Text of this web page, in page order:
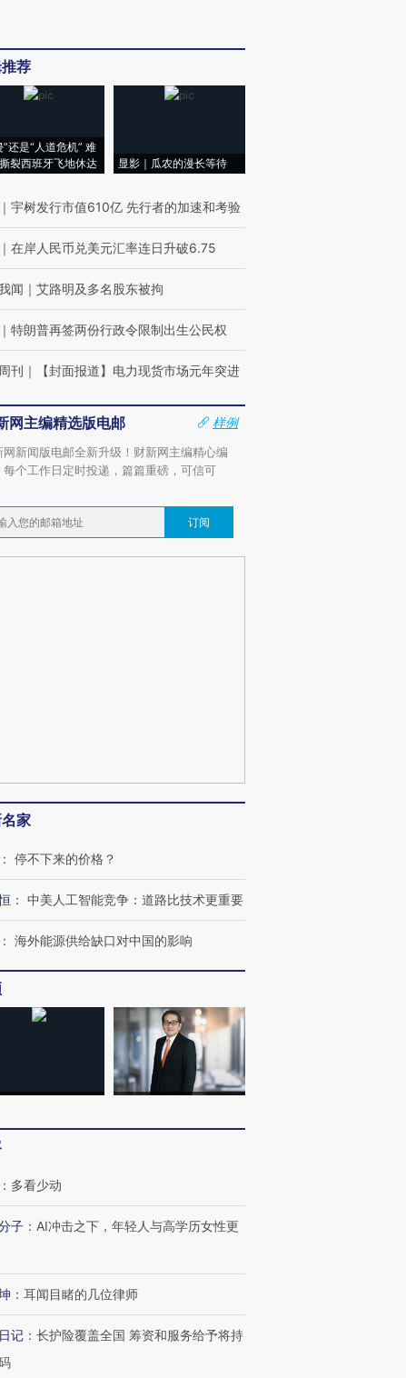
的吸金
四届链博
荐
”还是“人道危机” 难
裂西班牙飞地休达
显影｜瓜农的漫长等待
｜ 宇树发行市值610亿 先行者的加速和考验
｜ 在岸人民币兑美元汇率连日升破6.75
闻 ｜ 艾路明及多名股东被拘
｜ 特朗普再签两份行政令限制出生公民权
刊 ｜ 【封面报道】电力现货市场元年突进
网主编精选版电邮
样例
网新闻版电邮全新升级！财新网主编精心编
每个工作日定时投递，篇篇重磅，可信可
订阅
家
： 停不下来的价格？
： 中美人工智能竞争：道路比技术更重要
： 海外能源供给缺口对中国的影响
： 多看少动
子 ： AI冲击之下，年轻人与高学历女性更
： 耳闻目睹的几位律师
记 ： 长护险覆盖全国 筹资和服务给予将持